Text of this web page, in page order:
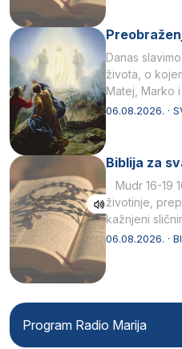
Danas
života, o
Matej, Marko
drugoj…
06.08.2026. ·
Biblija za
Mudr 16-19
životinje,
kažnjeni
kukaca.2 A
06.08.2026. ·
Program Radio Marija